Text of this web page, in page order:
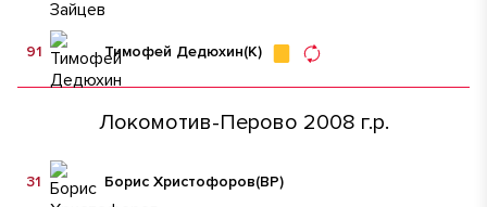
Тимофей Дедюхин(К)
91
Локомотив-Перово 2008 г.р.
Борис Христофоров(ВР)
31